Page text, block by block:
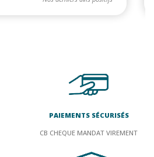
PAIEMENTS SÉCURISÉS
CB CHEQUE MANDAT VIREMENT